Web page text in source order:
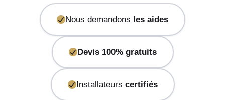
Nous demandons les aides
Devis 100% gratuits
Installateurs certifiés